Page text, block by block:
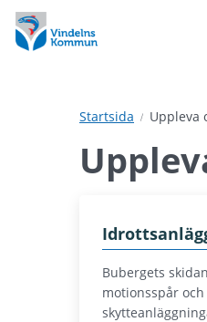
Hoppa
till
innehåll
Hoppa
till
undermeny
Startsida Uppleva
Bubergets
motionsspår